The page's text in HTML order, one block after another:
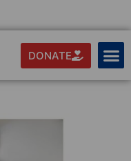
DONATE